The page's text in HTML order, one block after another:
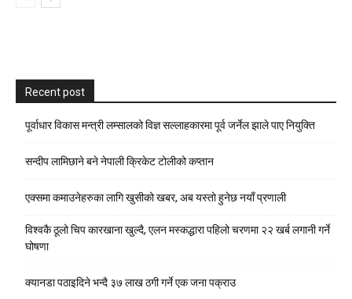
Recent post
पूर्वाधार विकास मन्त्री लम्सालको विज्ञ सल्लाहकारमा पूर्व जर्नेल झाले पाए नियुक्ति
सन्दीप लामिछाने बने नेपाली क्रिकेट टोलीको कप्तान
एक्समा कमाउनेहरुका लागि खुसीको खबर, अब यस्तो हुनेछ नयाँ प्रणाली
विश्वकै ठूलो चिप कारखाना खुल्दै, एलन मस्कद्धारा पहिलो चरणमा २२ खर्ब लगानी गर्ने
घोषणा
क्यानडा पठाइदिने भन्दै ३७ लाख ठगी गर्ने एक जना पक्राउ